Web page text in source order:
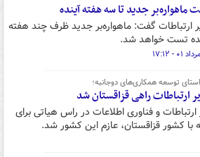
ماهواره‌بر جدید تا سه ‌هفته آینده
ارتباطات گفت: ماهواره‌بر جدید ظرف چند هفته
تست خواهد شد.
توسعه همکاری‌های دوجانبه؛
ارتباطات راهی قزاقستان شد
ارتباطات و فناوری اطلاعات در راس هیاتی برای
کشور قزاقستان، عازم این کشور شد.